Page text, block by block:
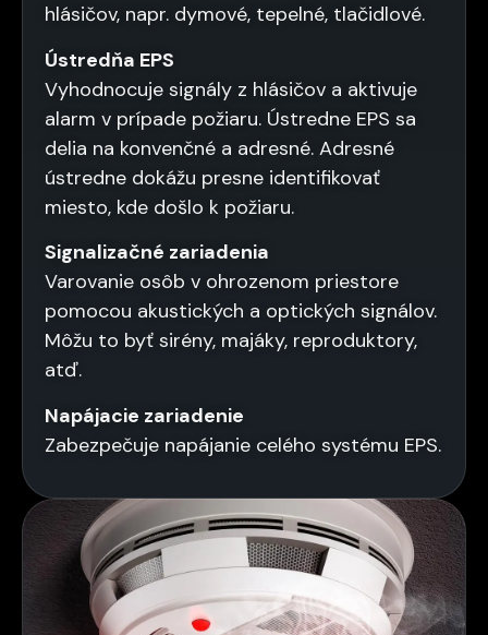
hlásičov, napr. dymové, tepelné, tlačidlové.
Ústredňa EPS
Vyhodnocuje signály z hlásičov a aktivuje
alarm v prípade požiaru. Ústredne EPS sa
delia na konvenčné a adresné. Adresné
ústredne dokážu presne identifikovať
miesto, kde došlo k požiaru.
Signalizačné zariadenia
Varovanie osôb v ohrozenom priestore
pomocou akustických a optických signálov.
Môžu to byť sirény, majáky, reproduktory,
atď.
Napájacie zariadenie
Zabezpečuje napájanie celého systému EPS.